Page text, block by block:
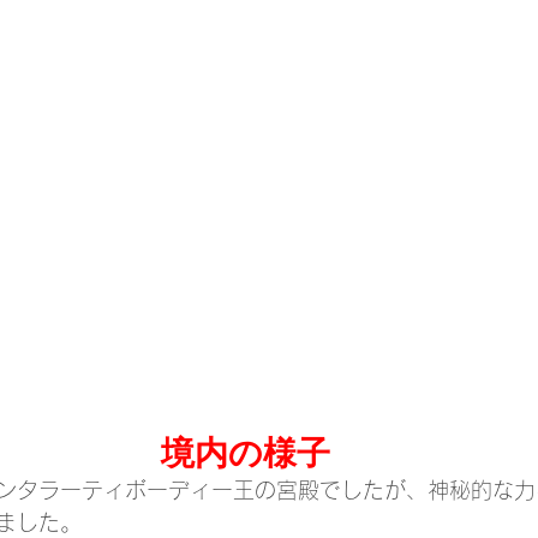
境内の様子
タラーティボーディー王の宮殿でしたが、神秘的な
した。